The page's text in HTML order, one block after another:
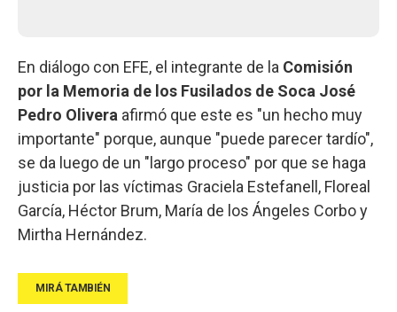
En diálogo con EFE, el integrante de la Comisión
por la Memoria de los Fusilados de Soca José
Pedro Olivera afirmó que este es "un hecho muy
importante" porque, aunque "puede parecer tardío",
se da luego de un "largo proceso" por que se haga
justicia por las víctimas Graciela Estefanell, Floreal
García, Héctor Brum, María de los Ángeles Corbo y
Mirtha Hernández.